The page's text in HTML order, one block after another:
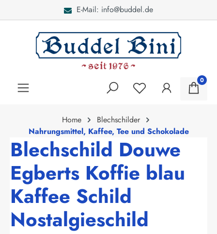
E-Mail: info@buddel.de
0
Home
Blechschilder
Nahrungsmittel, Kaffee, Tee und Schokolade
Blechschild Douwe
Egberts Koffie blau
Kaffee Schild
Nostalgieschild